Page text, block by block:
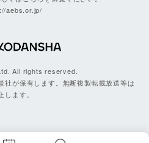
aebs.or.jp/
All rights reserved.
社が保有します。無断複製転載放送等は
します。